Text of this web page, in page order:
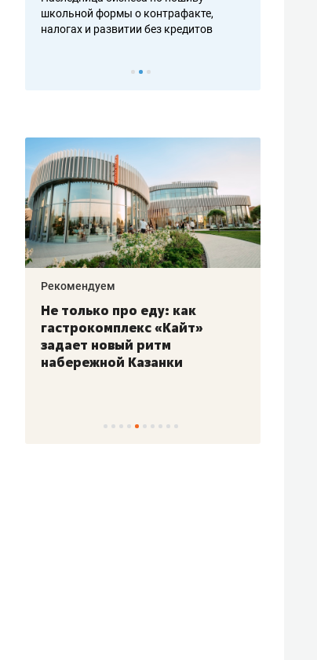
школьной формы о контрафакте,
налогах и развитии без кредитов
Рекомендуем
Не только про еду: как
гастрокомплекс «Кайт»
задает новый ритм
набережной Казанки